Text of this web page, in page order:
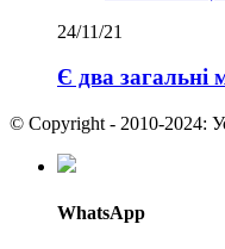
24/11/21
Є два загальні
© Copyright - 2010-2024:
WhatsApp